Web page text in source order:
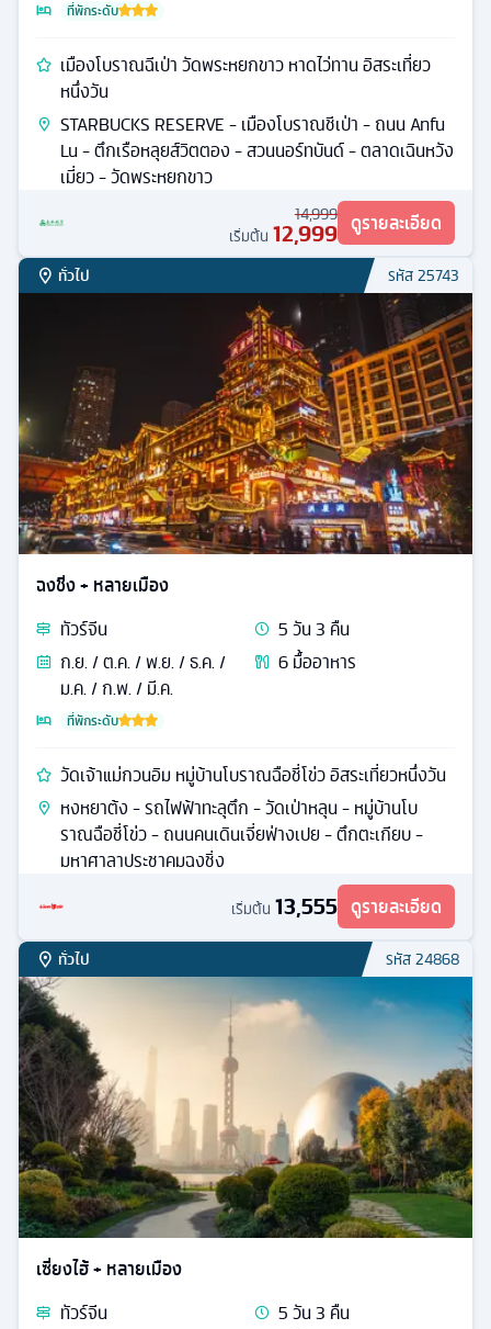
ที่พักระดับ
เมืองโบราณฉีเป่า วัดพระหยกขาว หาดไว่ทาน อิสระเที่ยว
หนึ่งวัน
STARBUCKS RESERVE - เมืองโบราณชีเป่า - ถนน Anfu
Lu - ตึกเรือหลุยส์วิตตอง - สวนนอร์ทบันด์ - ตลาดเฉินหวัง
เมี่ยว - วัดพระหยกขาว
14,999
เริ่มต้น 12,999 ดูรายละเอียด
ทั่วไป รหัส25743
ฉงชิ่ง + หลายเมือง
ทัวร์จีน 5วัน3 คืน
ก.ย. / ต.ค. / พ.ย. / ธ.ค. /
ม.ค. / ก.พ. / มี.ค.
6มื้ออาหาร
ที่พักระดับ
วัดเจ้าแม่กวนอิม หมู่บ้านโบราณฉือชี่โข่ว อิสระเที่ยวหนึ่งวัน
หงหยาต้ง - รถไฟฟ้าทะลุตึก - วัดเป่าหลุน - หมู่บ้านโบ
ราณฉือชี่โข่ว - ถนนคนเดินเจี่ยฟ่างเปย - ตึกตะเกียบ -
มหาศาลาประชาคมฉงชิ่ง
เริ่มต้น 13,555 ดูรายละเอียด
ทั่วไป รหัส24868
เซี่ยงไฮ้ + หลายเมือง
ทัวร์จีน 5วัน3 คืน